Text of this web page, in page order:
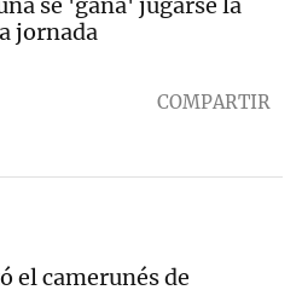
jornada
COMPARTIR
el camerunés de